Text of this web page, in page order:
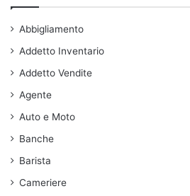
Abbigliamento
Addetto Inventario
Addetto Vendite
Agente
Auto e Moto
Banche
Barista
Cameriere